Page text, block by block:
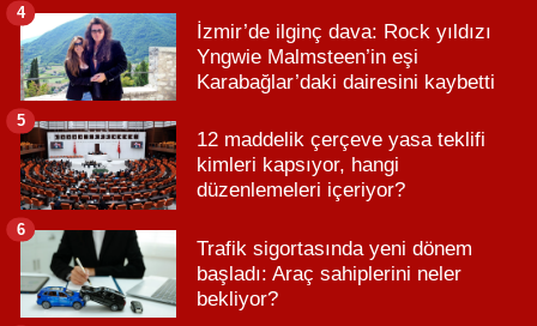
İzmir’de ilginç dava: Rock yıldızı
Yngwie Malmsteen’in eşi
Karabağlar’daki dairesini kaybetti
4
12 maddelik çerçeve yasa teklifi
kimleri kapsıyor, hangi
düzenlemeleri içeriyor?
5
Trafik sigortasında yeni dönem
başladı: Araç sahiplerini neler
bekliyor?
6